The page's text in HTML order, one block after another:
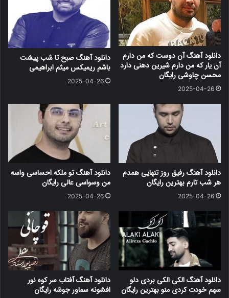
دانلود آهنگ آن دوست که من دارم
آن یار که من دارم شیرین دهنی دارد
محسن چاوشی رایگان
2025-04-26
دانلود آهنگ صبح تا شب پیشت
باشم ریمیکس میثم ابراهیمی
2025-04-26
دانلود آهنگ رفیق روز تنهایی همدم
هر شب تارم بهترین رایگان
2025-04-26
دانلود آهنگ تو ملکه احساسی واسه
من وسواسی عالی رایگان
2025-04-26
دانلود آهنگ الکی الکی بردی دلو
سهم خودت کردی منو بهترین رایگان
دانلود آهنگ آفتاب سر کوه نور
افشونه سماور جوشه رایگان